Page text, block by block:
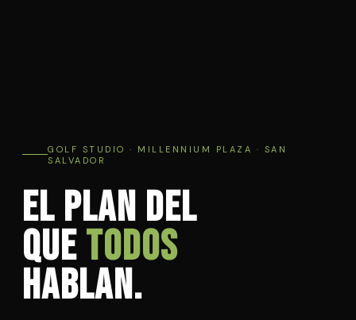
GOLF STUDIO · MILLENNIUM PLAZA · SAN
SALVADOR
El plan del
quetodos
hablan.